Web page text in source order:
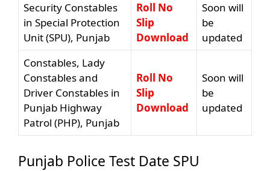
Security Constables
in Special Protection
Unit (SPU), Punjab
Roll No
Slip
Download
Soon will
be
updated
Constables, Lady
Constables and
Driver Constables in
Punjab Highway
Patrol (PHP), Punjab
Roll No
Slip
Download
Soon will
be
updated
Punjab Police Test Date SPU